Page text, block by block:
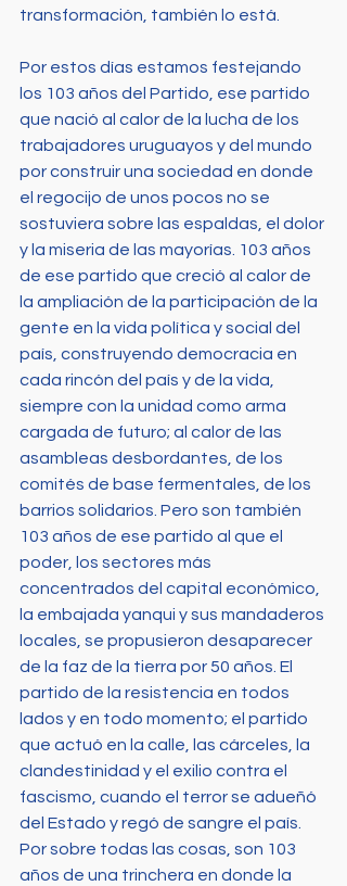
transformación, también lo está.
Por estos días estamos festejando
los 103 años del Partido, ese partido
que nació al calor de la lucha de los
trabajadores uruguayos y del mundo
por construir una sociedad en donde
el regocijo de unos pocos no se
sostuviera sobre las espaldas, el dolor
y la miseria de las mayorías. 103 años
de ese partido que creció al calor de
la ampliación de la participación de la
gente en la vida política y social del
país, construyendo democracia en
cada rincón del país y de la vida,
siempre con la unidad como arma
cargada de futuro; al calor de las
asambleas desbordantes, de los
comités de base fermentales, de los
barrios solidarios. Pero son también
103 años de ese partido al que el
poder, los sectores más
concentrados del capital económico,
la embajada yanqui y sus mandaderos
locales, se propusieron desaparecer
de la faz de la tierra por 50 años. El
partido de la resistencia en todos
lados y en todo momento; el partido
que actuó en la calle, las cárceles, la
clandestinidad y el exilio contra el
fascismo, cuando el terror se adueñó
del Estado y regó de sangre el país.
Por sobre todas las cosas, son 103
años de una trinchera en donde la